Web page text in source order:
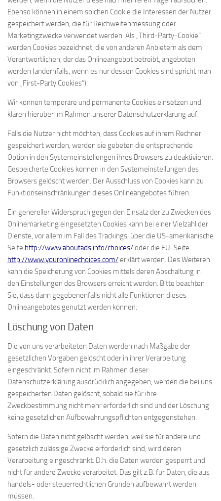
Ebenso können in einem solchen Cookie die Interessen der Nutzer
gespeichert werden, die für Reichweitenmessung oder
Marketingzwecke verwendet werden. Als „Third-Party-Cookie“
werden Cookies bezeichnet, die von anderen Anbietern als dem
Verantwortlichen, der das Onlineangebot betreibt, angeboten
werden (andernfalls, wenn es nur dessen Cookies sind spricht man
von „First-Party Cookies“).
Wir können temporäre und permanente Cookies einsetzen und
klären hierüber im Rahmen unserer Datenschutzerklärung auf.
Falls die Nutzer nicht möchten, dass Cookies auf ihrem Rechner
gespeichert werden, werden sie gebeten die entsprechende
Option in den Systemeinstellungen ihres Browsers zu deaktivieren.
Gespeicherte Cookies können in den Systemeinstellungen des
Browsers gelöscht werden. Der Ausschluss von Cookies kann zu
Funktionseinschränkungen dieses Onlineangebotes führen.
Ein genereller Widerspruch gegen den Einsatz der zu Zwecken des
Onlinemarketing eingesetzten Cookies kann bei einer Vielzahl der
Dienste, vor allem im Fall des Trackings, über die US-amerikanische
Seite http://www.aboutads.info/choices/oder die EU-Seite
http://www.youronlinechoices.com/erklärt werden. Des Weiteren
kann die Speicherung von Cookies mittels deren Abschaltung in
den Einstellungen des Browsers erreicht werden. Bitte beachten
Sie, dass dann gegebenenfalls nicht alle Funktionen dieses
Onlineangebotes genutzt werden können.
Löschung von Daten
Die von uns verarbeiteten Daten werden nach Maßgabe der
gesetzlichen Vorgaben gelöscht oder in ihrer Verarbeitung
eingeschränkt. Sofern nicht im Rahmen dieser
Datenschutzerklärung ausdrücklich angegeben, werden die bei uns
gespeicherten Daten gelöscht, sobald sie für ihre
Zweckbestimmung nicht mehr erforderlich sind und der Löschung
keine gesetzlichen Aufbewahrungspflichten entgegenstehen.
Sofern die Daten nicht gelöscht werden, weil sie für andere und
gesetzlich zulässige Zwecke erforderlich sind, wird deren
Verarbeitung eingeschränkt. D.h. die Daten werden gesperrt und
nicht für andere Zwecke verarbeitet. Das gilt z.B. für Daten, die aus
handels- oder steuerrechtlichen Gründen aufbewahrt werden
müssen.